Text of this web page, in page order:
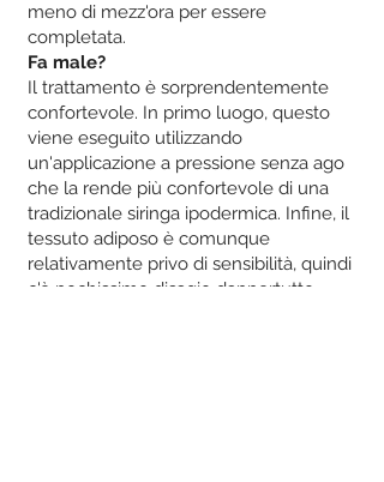
meno di mezz'ora per essere
completata.
Fa male?
Il trattamento è sorprendentemente
confortevole. In primo luogo, questo
viene eseguito utilizzando
un'applicazione a pressione senza ago
che la rende più confortevole di una
tradizionale siringa ipodermica. Infine, il
tessuto adiposo è comunque
relativamente privo di sensibilità, quindi
c'è pochissimo disagio dappertutto.